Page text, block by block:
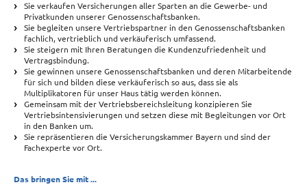
Sie verkaufen Versicherungen aller Sparten an die Gewerbe- und
Privatkunden unserer Genossenschaftsbanken.
Sie begleiten unsere Vertriebspartner in den Genossenschaftsbanken
fachlich, vertrieblich und verkäuferisch umfassend.
Sie steigern mit Ihren Beratungen die Kundenzufriedenheit und
Vertragsbindung.
Sie gewinnen unsere Genossenschaftsbanken und deren Mitarbeitende
für sich und bilden diese verkäuferisch so aus, dass sie als
Multiplikatoren für unser Haus tätig werden können.
Gemeinsam mit der Vertriebsbereichsleitung konzipieren Sie
Vertriebsintensivierungen und setzen diese mit Begleitungen vor Ort
in den Banken um.
Sie repräsentieren die Versicherungskammer Bayern und sind der
Fachexperte vor Ort.
Das bringen Sie mit ...